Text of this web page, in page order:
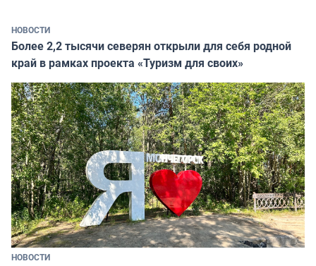
НОВОСТИ
Более 2,2 тысячи северян открыли для себя родной
край в рамках проекта «Туризм для своих»
НОВОСТИ